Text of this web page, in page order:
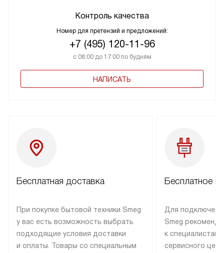
Контроль качества
Номер для претензий и предложений:
+7 (495) 120-11-96
с 08:00 до 17:00 по будням
НАПИСАТЬ
Бесплатная доставка
При покупке бытовой техники Smeg
у вас есть возможность выбрать
подходящие условия доставки
и оплаты. Товары со специальным
Бесплатное
Для
Smeg
к специалистам
сервисного